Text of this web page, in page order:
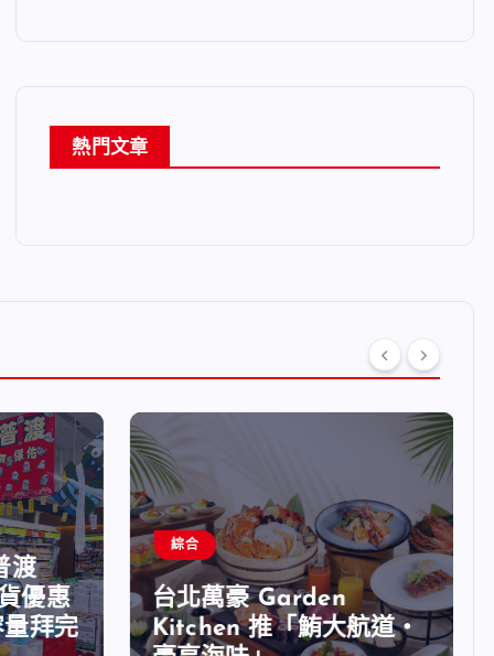
熱門文章
優惠
拜完
綜合
台北萬豪 Garden
Kitchen 推「鮪大航道・